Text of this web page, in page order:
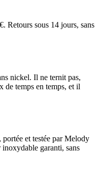
Retours sous 14 jours, sans
nickel. Il ne ternit pas,
de temps en temps, et il
et testée par Melody
garanti, sans